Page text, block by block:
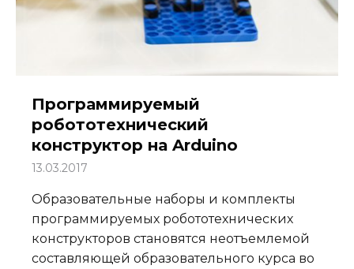
Программируемый
робототехнический
конструктор на Arduino
13.03.2017
Образовательные наборы и комплекты
программируемых робототехнических
конструкторов становятся неотъемлемой
составляющей образовательного курса во